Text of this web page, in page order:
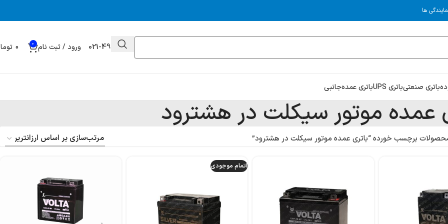
ها
021-49032000 ورود / ثبت نام 0
باتری صنعتیباتری UPS باتری عمدهجانبی
عمده موتور سیکلت در هشترود
برچسب خورده “باتری عمده موتور سیکلت در هشترود”
اتمام موجودی